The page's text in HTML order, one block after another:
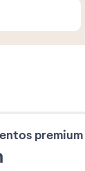
premium